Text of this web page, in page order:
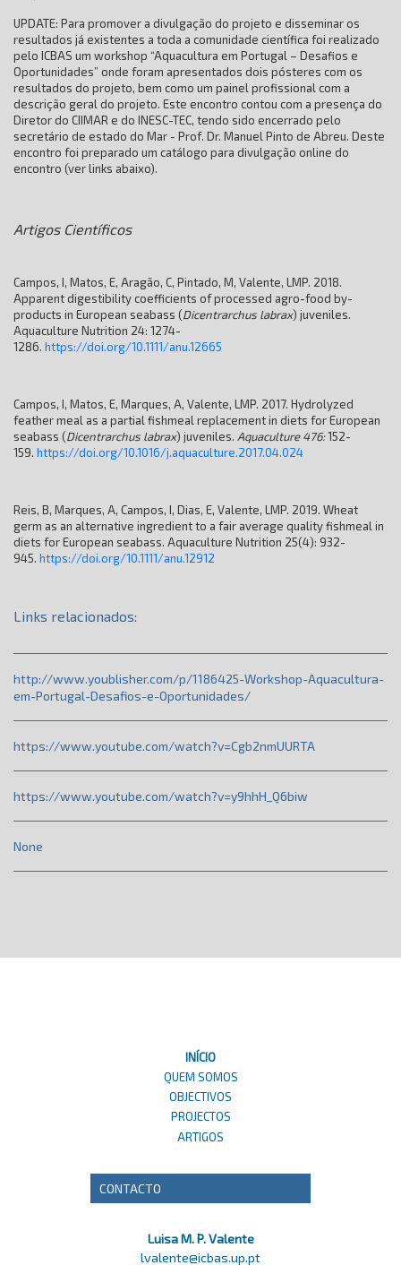
UPDATE: Para promover a divulgação do projeto e disseminar os
resultados já existentes a toda a comunidade científica foi realizado
pelo ICBAS um workshop “Aquacultura em Portugal – Desafios e
Oportunidades” onde foram apresentados dois pósteres com os
resultados do projeto, bem como um painel profissional com a
descrição geral do projeto. Este encontro contou com a presença do
Diretor do CIIMAR e do INESC-TEC, tendo sido encerrado pelo
secretário de estado do Mar - Prof. Dr. Manuel Pinto de Abreu. Deste
encontro foi preparado um catálogo para divulgação online do
encontro (ver links abaixo).
Artigos Científicos
Campos, I, Matos, E, Aragão, C, Pintado, M, Valente, LMP. 2018.
Apparent digestibility coefficients of processed agro-food by-
products in European seabass (Dicentrarchus labrax) juveniles.
Aquaculture Nutrition 24: 1274-
1286. https://doi.org/10.1111/anu.12665
Campos, I, Matos, E, Marques, A, Valente, LMP. 2017. Hydrolyzed
feather meal as a partial fishmeal replacement in diets for European
seabass (Dicentrarchus labrax) juveniles. Aquaculture 476:152-
159. https://doi.org/10.1016/j.aquaculture.2017.04.024
Reis, B, Marques, A, Campos, I, Dias, E, Valente, LMP. 2019. Wheat
germ as an alternative ingredient to a fair average quality fishmeal in
diets for European seabass. Aquaculture Nutrition 25(4): 932-
945. https://doi.org/10.1111/anu.12912
Links relacionados:
http://www.youblisher.com/p/1186425-Workshop-Aquacultura-
em-Portugal-Desafios-e-Oportunidades/
https://www.youtube.com/watch?v=Cgb2nmUURTA
https://www.youtube.com/watch?v=y9hhH_Q6biw
None
INÍCIO
QUEM SOMOS
OBJECTIVOS
PROJECTOS
ARTIGOS
CONTACTO
Luisa M. P. Valente
lvalente@icbas.up.pt